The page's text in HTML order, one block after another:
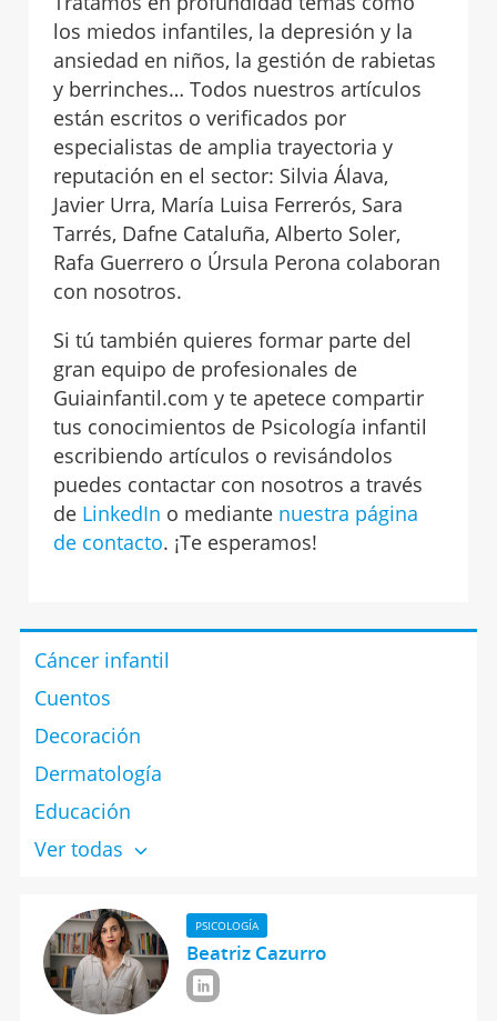
los miedos infantiles, la depresión y la
ansiedad en niños, la gestión de rabietas
y berrinches… Todos nuestros artículos
están escritos o verificados por
especialistas de amplia trayectoria y
reputación en el sector: Silvia Álava,
Javier Urra, María Luisa Ferrerós, Sara
Tarrés, Dafne Cataluña, Alberto Soler,
Rafa Guerrero o Úrsula Perona colaboran
con nosotros.
Si tú también quieres formar parte del
gran equipo de profesionales de
Guiainfantil.com y te apetece compartir
tus conocimientos de Psicología infantil
escribiendo artículos o revisándolos
puedes contactar con nosotros a través
de LinkedIn o mediante nuestra página
de contacto. ¡Te esperamos!
Cáncer infantil
Cuentos
Decoración
Dermatología
Educación
Ver todas
PSICOLOGÍA
Beatriz Cazurro